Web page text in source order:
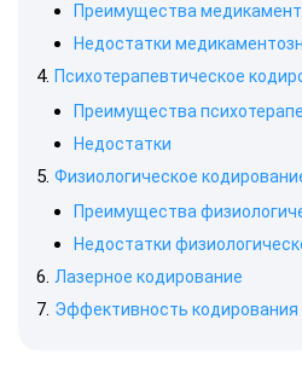
Преимущества
Недостатки
Психотерапевтическое
Преимущества
Недостатки
Физиологическое
Преимущества
Недостатки
Лазерное кодирование
Эффективность кодирования